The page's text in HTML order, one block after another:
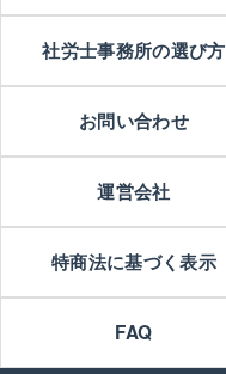
社労士事務所の選び方
お問い合わせ
運営会社
特商法に基づく表示
FAQ